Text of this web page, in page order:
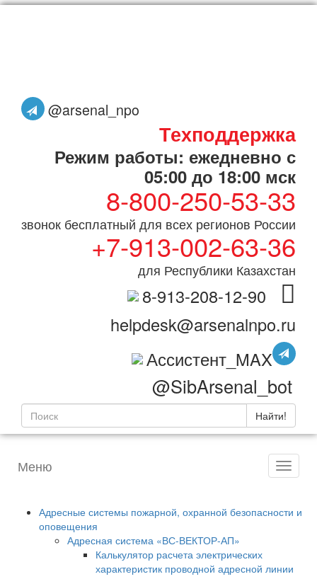
@arsenal_npo
Техподдержка
Режим работы: ежедневно с
05:00 до 18:00 мск
8-800-250-53-33
звонок бесплатный для всех регионов России
+7-913-002-63-36
для Республики Казахстан
8-913-208-12-90
helpdesk@arsenalnpo.ru
Ассистент_MAX
@SibArsenal_bot
Найти!
Меню
Адресные системы пожарной, охранной безопасности и
оповещения
Адресная система «ВС-ВЕКТОР-АП»
Калькулятор расчета электрических
характеристик проводной адресной линии